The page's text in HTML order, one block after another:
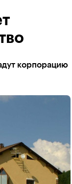
корпорацию